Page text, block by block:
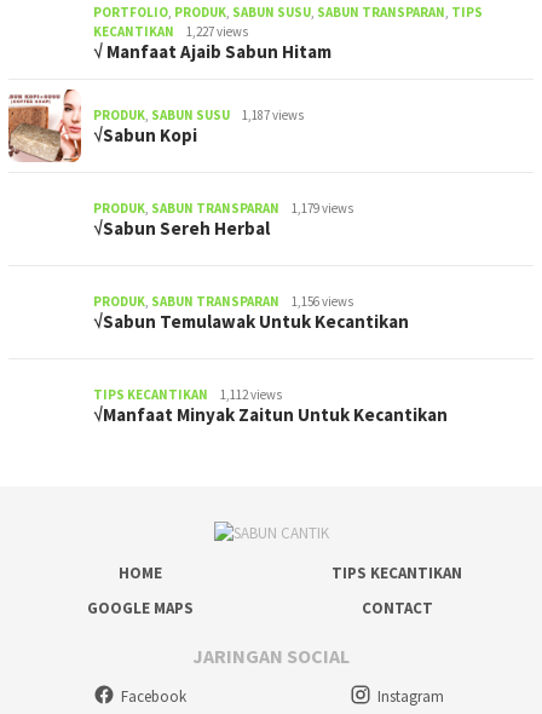
PORTFOLIO, PRODUK, SABUN SUSU, SABUN TRANSPARAN, TIPS
KECANTIKAN
1,227 views
√ Manfaat Ajaib Sabun Hitam
PRODUK, SABUN SUSU 1,187 views
√Sabun Kopi
PRODUK, SABUN TRANSPARAN 1,179 views
√Sabun Sereh Herbal
PRODUK, SABUN TRANSPARAN 1,156 views
√Sabun Temulawak Untuk Kecantikan
TIPS KECANTIKAN 1,112 views
√Manfaat Minyak Zaitun Untuk Kecantikan
HOME
TIPS KECANTIKAN
GOOGLE MAPS
CONTACT
JARINGAN SOCIAL
Facebook Instagram